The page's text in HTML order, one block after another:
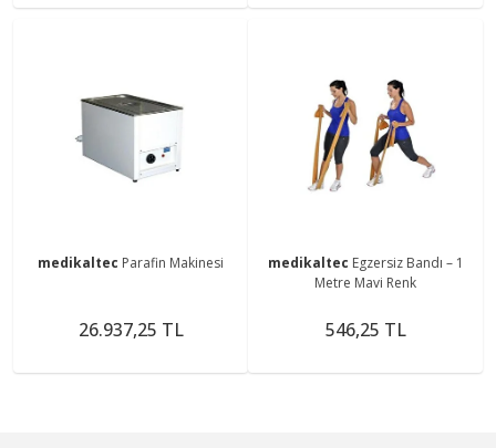
medikaltec Parafin Makinesi
26.937,25 TL
medikaltec Egzersiz Bandı – 1
Metre Mavi Renk
546,25 TL